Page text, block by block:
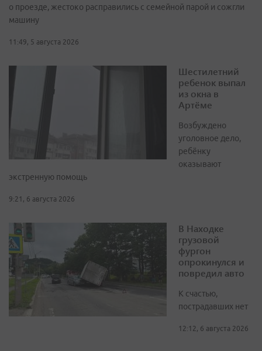
о проезде, жестоко расправились с семейной парой и сожгли
машину
11:49, 5 августа 2026
Шестилетний
ребенок выпал
из окна в
Артёме
Возбуждено
уголовное дело,
ребёнку
оказывают
экстренную помощь
9:21, 6 августа 2026
В Находке
грузовой
фургон
опрокинулся и
повредил авто
К счастью,
пострадавших нет
12:12, 6 августа 2026